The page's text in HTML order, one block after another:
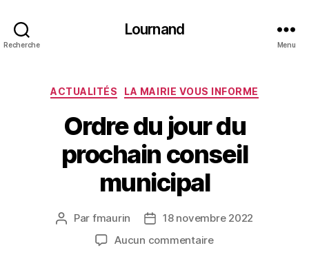
Recherche
Lournand
Menu
Catégories
ACTUALITÉS LA MAIRIE VOUS INFORME
Ordre du jour du
prochain conseil
municipal
Auteur
Par fmaurin
Date18 novembre 2022
Aucun commentairesur